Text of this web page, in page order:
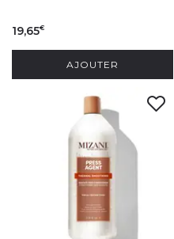
19,65€
AJOUTER